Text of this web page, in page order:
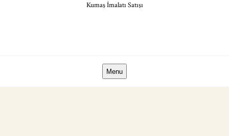
Kumaş İmalatı Satışı
Menu